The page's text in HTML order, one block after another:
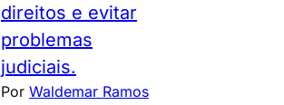
direitos e evitar
problemas
judiciais.
Por Waldemar Ramos